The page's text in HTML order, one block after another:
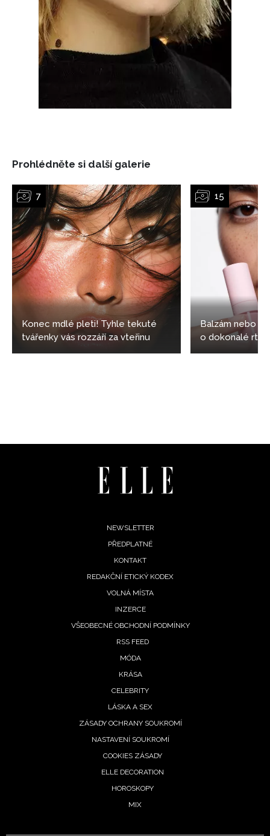
NEWSLETTER
ODESLAT
Přihlášením k newsletteru souhlasíte s
Obchodními
informace od našich partnerů? Pokud souhlasíte se
soukromí BurdaMedia Extra s.r.o., zaškrtněte toto pole.
Prohlédněte si další galerie
Konec mdlé pleti! Tyhle tekuté
tvářenky vás rozzáří za vteřinu
Balzám nebo
o dokonalé rty
NEWSLETTER
PŘEDPLATNÉ
KONTAKT
REDAKČNÍ ETICKÝ KODEX
VOLNÁ MÍSTA
INZERCE
VŠEOBECNÉ OBCHODNÍ PODMÍNKY
RSS FEED
MÓDA
KRÁSA
CELEBRITY
LÁSKA A SEX
ZÁSADY OCHRANY SOUKROMÍ
NASTAVENÍ SOUKROMÍ
COOKIES ZÁSADY
ELLE DECORATION
HOROSKOPY
MIX